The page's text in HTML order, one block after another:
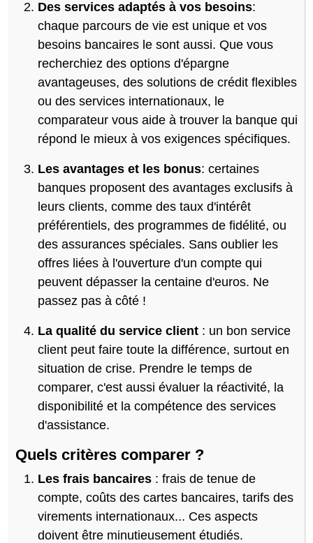
Des services adaptés à vos besoins:
chaque parcours de vie est unique et vos
besoins bancaires le sont aussi. Que vous
recherchiez des options d'épargne
avantageuses, des solutions de crédit flexibles
ou des services internationaux, le
comparateur vous aide à trouver la banque qui
répond le mieux à vos exigences spécifiques.
Les avantages et les bonus: certaines
banques proposent des avantages exclusifs à
leurs clients, comme des taux d'intérêt
préférentiels, des programmes de fidélité, ou
des assurances spéciales. Sans oublier les
offres liées à l'ouverture d'un compte qui
peuvent dépasser la centaine d'euros. Ne
passez pas à côté !
La qualité du service client : un bon service
client peut faire toute la différence, surtout en
situation de crise. Prendre le temps de
comparer, c'est aussi évaluer la réactivité, la
disponibilité et la compétence des services
d'assistance.
Quels critères comparer ?
Les frais bancaires : frais de tenue de
compte, coûts des cartes bancaires, tarifs des
virements internationaux... Ces aspects
doivent être minutieusement étudiés.